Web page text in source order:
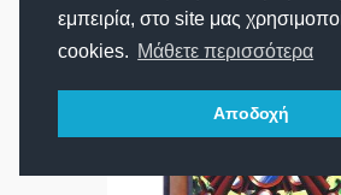
εμπειρία, στο site μας
cookies. Μάθετε περισσότερα
Αποδοχή